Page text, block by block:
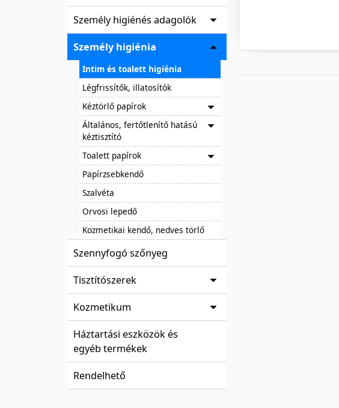
Személy higiénés adagolók
Személy higiénia
Intim és toalett higiénia
Légfrissítők, illatosítók
Kéztörlő papírok
Általános, fertőtlenítő hatású
kéztisztító
Toalett papírok
Papírzsebkendő
Szalvéta
Orvosi lepedő
Kozmetikai kendő, nedves törlő
Szennyfogó szőnyeg
Tisztítószerek
Kozmetikum
Háztartási eszközök és
egyéb termékek
Rendelhető